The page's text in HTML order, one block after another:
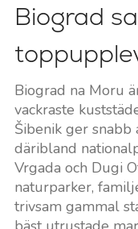
Biograd
Biograd na Moru
vackraste
Šibenik ger snabb
däribland
Vrgada och Dugi
naturparker,
trivsam gammal